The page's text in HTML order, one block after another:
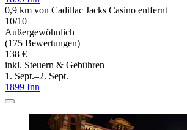
0,9 km von Cadillac Jacks Casino entfernt
10/10
Außergewöhnlich
(175 Bewertungen)
138 €
inkl. Steuern & Gebühren
1. Sept.–2. Sept.
1899 Inn